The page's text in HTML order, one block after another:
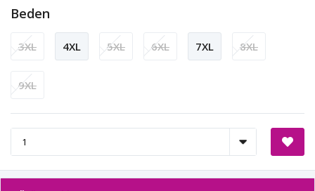
Beden
3XL 4XL 5XL 6XL 7XL 8XL
9XL